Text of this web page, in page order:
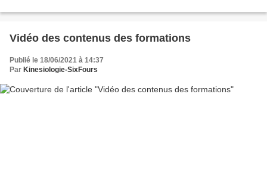
Vidéo des contenus des formations
Publié le 18/06/2021 à 14:37
Par Kinesiologie-SixFours